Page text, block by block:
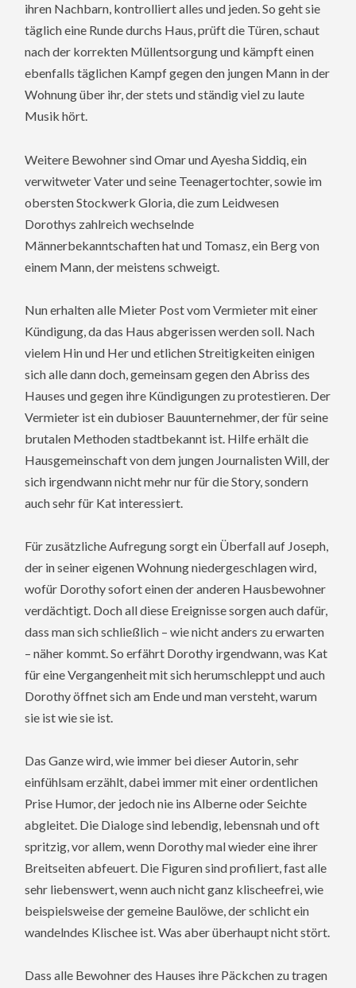
ihren Nachbarn, kontrolliert alles und jeden. So geht sie
täglich eine Runde durchs Haus, prüft die Türen, schaut
nach der korrekten Müllentsorgung und kämpft einen
ebenfalls täglichen Kampf gegen den jungen Mann in der
Wohnung über ihr, der stets und ständig viel zu laute
Musik hört.
Weitere Bewohner sind Omar und Ayesha Siddiq, ein
verwitweter Vater und seine Teenagertochter, sowie im
obersten Stockwerk Gloria, die zum Leidwesen
Dorothys zahlreich wechselnde
Männerbekanntschaften hat und Tomasz, ein Berg von
einem Mann, der meistens schweigt.
Nun erhalten alle Mieter Post vom Vermieter mit einer
Kündigung, da das Haus abgerissen werden soll. Nach
vielem Hin und Her und etlichen Streitigkeiten einigen
sich alle dann doch, gemeinsam gegen den Abriss des
Hauses und gegen ihre Kündigungen zu protestieren. Der
Vermieter ist ein dubioser Bauunternehmer, der für seine
brutalen Methoden stadtbekannt ist. Hilfe erhält die
Hausgemeinschaft von dem jungen Journalisten Will, der
sich irgendwann nicht mehr nur für die Story, sondern
auch sehr für Kat interessiert.
Für zusätzliche Aufregung sorgt ein Überfall auf Joseph,
der in seiner eigenen Wohnung niedergeschlagen wird,
wofür Dorothy sofort einen der anderen Hausbewohner
verdächtigt. Doch all diese Ereignisse sorgen auch dafür,
dass man sich schließlich – wie nicht anders zu erwarten
– näher kommt. So erfährt Dorothy irgendwann, was Kat
für eine Vergangenheit mit sich herumschleppt und auch
Dorothy öffnet sich am Ende und man versteht, warum
sie ist wie sie ist.
Das Ganze wird, wie immer bei dieser Autorin, sehr
einfühlsam erzählt, dabei immer mit einer ordentlichen
Prise Humor, der jedoch nie ins Alberne oder Seichte
abgleitet. Die Dialoge sind lebendig, lebensnah und oft
spritzig, vor allem, wenn Dorothy mal wieder eine ihrer
Breitseiten abfeuert. Die Figuren sind profiliert, fast alle
sehr liebenswert, wenn auch nicht ganz klischeefrei, wie
beispielsweise der gemeine Baulöwe, der schlicht ein
wandelndes Klischee ist. Was aber überhaupt nicht stört.
Dass alle Bewohner des Hauses ihre Päckchen zu tragen